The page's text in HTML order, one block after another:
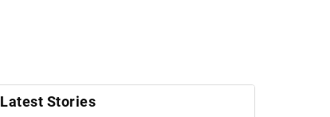
Latest Stories